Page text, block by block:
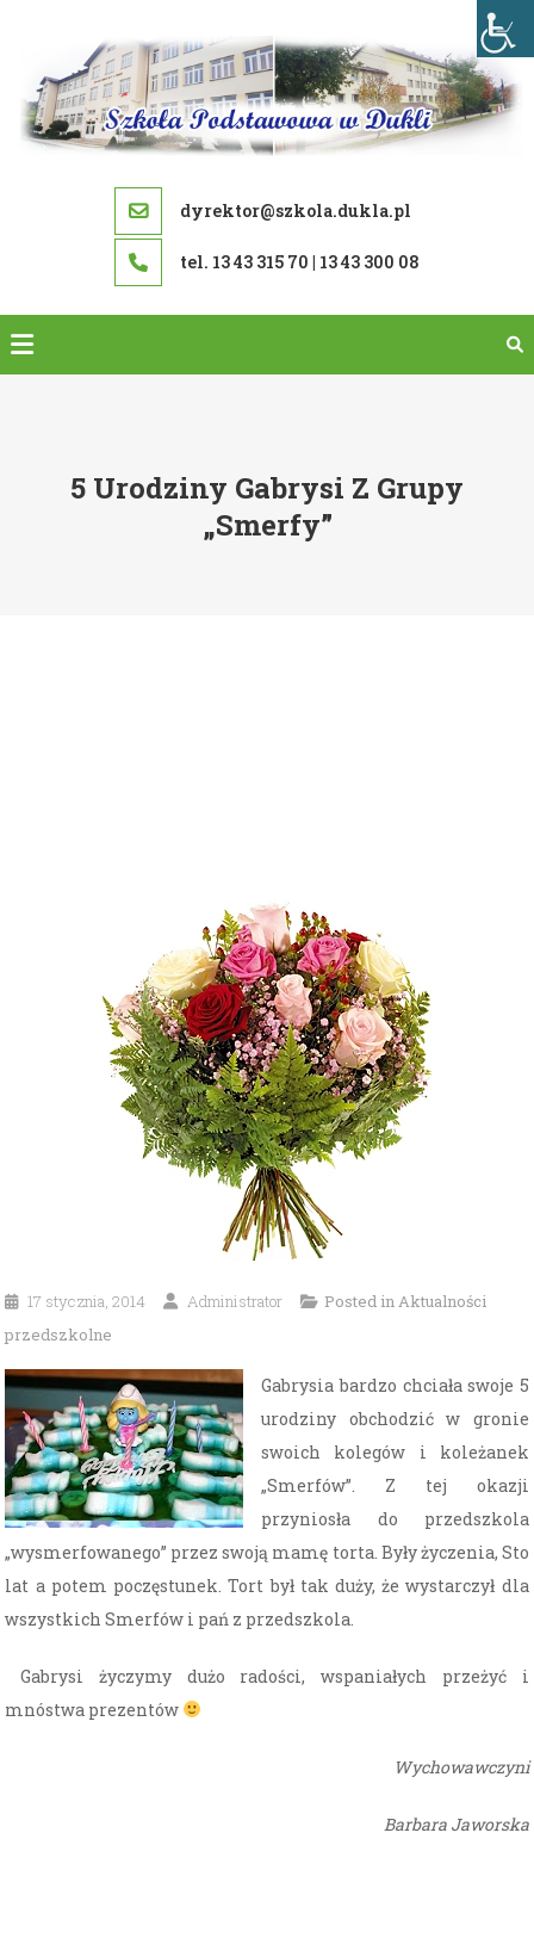
content
dyrektor@szkola.dukla.pl
tel. 13 43 315 70 | 13 43 300 08
5 Urodziny Gabrysi Z Grupy
„Smerfy”
17 stycznia, 2014 Administrator Posted inAktualności
przedszkolne
Gabrysia bardzo chciała swoje 5
urodziny obchodzić w gronie
swoich kolegów i koleżanek
„Smerfów”. Z tej okazji
przyniosła do przedszkola
„wysmerfowanego” przez swoją mamę torta. Były życzenia, Sto
lat a potem poczęstunek. Tort był tak duży, że wystarczył dla
wszystkich Smerfów i pań z przedszkola.
Gabrysi życzymy dużo radości, wspaniałych przeżyć i
mnóstwa prezentów
Wychowawczyni
Barbara Jaworska